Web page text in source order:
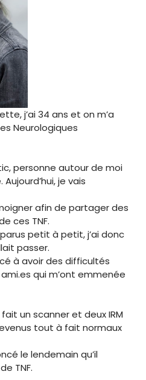
j’ai 34 ans et on m’a
Neurologiques
personne autour de moi
je vais
afin de partager des
ces TNF.
petit à petit, j’ai donc
passer.
à avoir des difficultés
qui m’ont emmenée
fait un scanner et deux IRM
tout à fait normaux
le lendemain qu’il
TNF.